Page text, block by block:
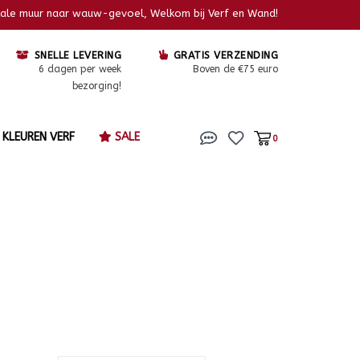
muur naar wauw-gevoel, Welkom bij Verf en Wand!
SNELLE LEVERING
6 dagen per week
bezorging!
GRATIS VERZENDING
Boven de €75 euro
KLEUREN VERF SALE 0